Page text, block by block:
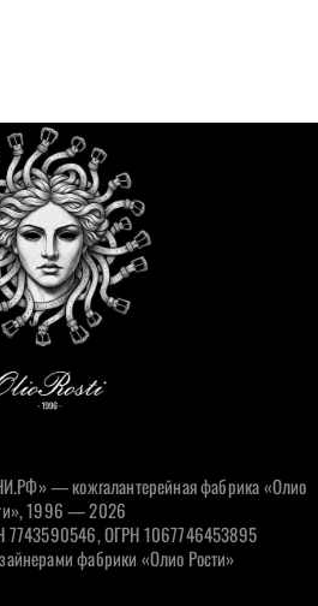
— кожгалантерейная фабрика «Олио
1996 — 2026
7743590546, ОГРН 1067746453895
фабрики «Олио Рости»